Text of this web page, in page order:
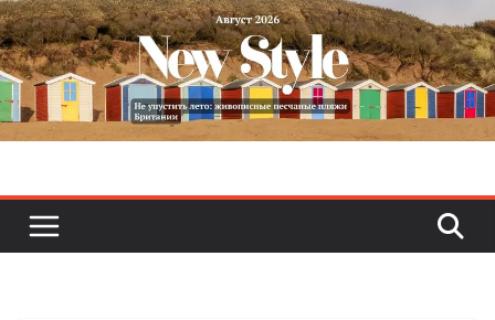
Skip
to
content